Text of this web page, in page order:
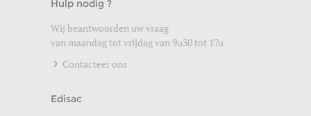
Hulp nodig ?
Wij beantwoorden uw vraag
van maandag tot vrijdag van 9u30 tot 17u
Contacteer ons
Edisac